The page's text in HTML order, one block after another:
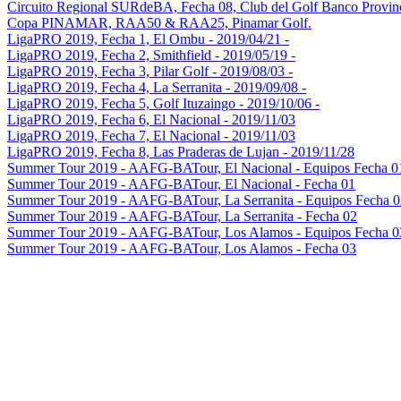
Circuito Regional SURdeBA, Fecha 08, Club del Golf Banco
Copa PINAMAR, RAA50 & RAA25, Pinamar Golf.
LigaPRO 2019, Fecha 1, El Ombu - 2019/04/21 -
LigaPRO 2019, Fecha 2, Smithfield - 2019/05/19 -
LigaPRO 2019, Fecha 3, Pilar Golf - 2019/08/03 -
LigaPRO 2019, Fecha 4, La Serranita - 2019/09/08 -
LigaPRO 2019, Fecha 5, Golf Ituzaingo - 2019/10/06 -
LigaPRO 2019, Fecha 6, El Nacional - 2019/11/03
LigaPRO 2019, Fecha 7, El Nacional - 2019/11/03
LigaPRO 2019, Fecha 8, Las Praderas de Lujan - 2019/11/28
Summer Tour 2019 - AAFG-BATour, El Nacional - Equipos Fecha
Summer Tour 2019 - AAFG-BATour, El Nacional - Fecha 01
Summer Tour 2019 - AAFG-BATour, La Serranita - Equipos Fecha
Summer Tour 2019 - AAFG-BATour, La Serranita - Fecha 02
Summer Tour 2019 - AAFG-BATour, Los Alamos - Equipos Fecha
Summer Tour 2019 - AAFG-BATour, Los Alamos - Fecha 03